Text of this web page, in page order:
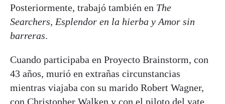
Posteriormente, trabajó también en The
Searchers, Esplendor en la hierba y Amor sin
barreras.
Cuando participaba en Proyecto Brainstorm, con
43 años, murió en extrañas circunstancias
mientras viajaba con su marido Robert Wagner,
con Christopher Walken y con el piloto del yate.